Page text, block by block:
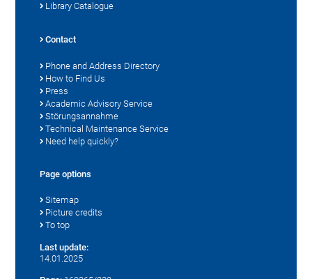
Library Catalogue
Contact
Phone and Address Directory
How to Find Us
Press
Academic Advisory Service
Störungsannahme
Technical Maintenance Service
Need help quickly?
Page options
Sitemap
Picture credits
To top
Last update:
14.01.2025